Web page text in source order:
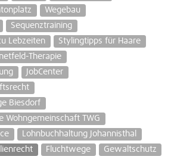
Wegebau
Sequenztraining
Lebzeiten
Stylingtipps für Haare
Therapie
JobCenter
Biesdorf
Wohngemeinschaft TWG
Lohnbuchhaltung Johannisthal
Fluchtwege
Gewaltschutz